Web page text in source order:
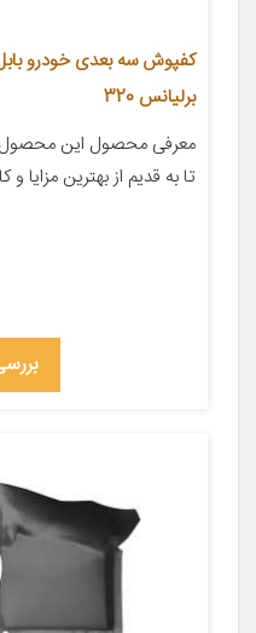
برلیانس 320
معرفی محصول این
تا به قدیم از بهترین مزایا